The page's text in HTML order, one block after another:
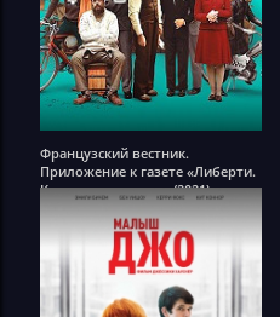
Французский вестник.
Приложение к газете «Либерти.
Канзас ивнинг сан» (2021)